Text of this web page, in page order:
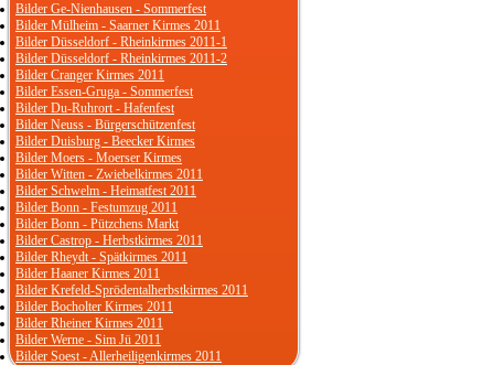
Bilder Ge-Nienhausen - Sommerfest
Bilder Mülheim - Saarner Kirmes 2011
Bilder Düsseldorf - Rheinkirmes 2011-1
Bilder Düsseldorf - Rheinkirmes 2011-2
Bilder Cranger Kirmes 2011
Bilder Essen-Gruga - Sommerfest
Bilder Du-Ruhrort - Hafenfest
Bilder Neuss - Bürgerschützenfest
Bilder Duisburg - Beecker Kirmes
Bilder Moers - Moerser Kirmes
Bilder Witten - Zwiebelkirmes 2011
Bilder Schwelm - Heimatfest 2011
Bilder Bonn - Festumzug 2011
Bilder Bonn - Pützchens Markt
Bilder Castrop - Herbstkirmes 2011
Bilder Rheydt - Spätkirmes 2011
Bilder Haaner Kirmes 2011
Bilder Krefeld-Sprödentalherbstkirmes 2011
Bilder Bocholter Kirmes 2011
Bilder Rheiner Kirmes 2011
Bilder Werne - Sim Jü 2011
Bilder Soest - Allerheiligenkirmes 2011